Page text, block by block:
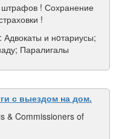
! Сохранение
!
Адвокаты и нoтариусы;
Паралигалы
с выездом на дом.
& Commissioners of